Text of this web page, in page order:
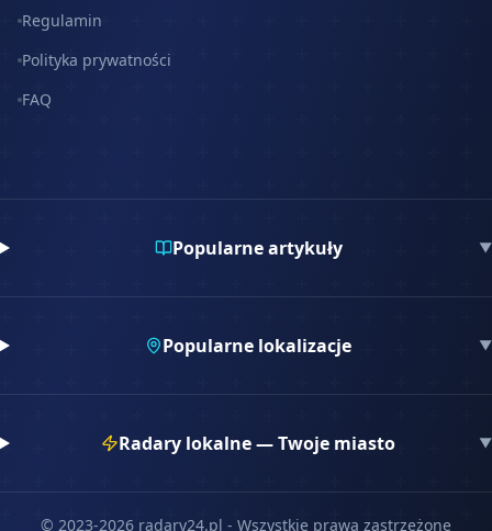
Regulamin
Polityka prywatności
FAQ
Popularne artykuły ▼
Popularne lokalizacje ▼
Radary lokalne — Twoje miasto ▼
© 2023-2026 radary24.pl - Wszystkie prawa zastrzeżone